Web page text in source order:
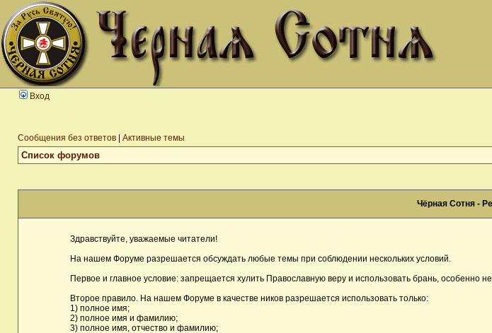
Вход
Сообщения без ответов Активные темы
Список форумов
Чёрная Сотня -
Здравствуйте, уважаемые читатели!
На нашем Форуме разрешается обсуждать любые темы при соблюдении нескольких условий.
Первое и главное условие: запрещается хулить Православную веру и использовать брань, особенно
Второе правило. На нашем Форуме в качестве ников разрешается использовать только:
1) полное имя;
2) полное имя и фамилию;
3) полное имя, отчество и фамилию;